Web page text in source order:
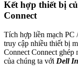
Kết hợp thiết bị
Connect
Tích hợp liền mạch PC
truy cập nhiều thiết bị
Connect Connect
của chúng ta với Dell